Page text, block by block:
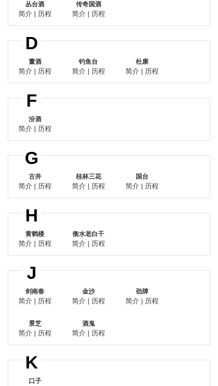
丛台酒
简介 | 历程
传奇国酒
简介 | 历程
D
董酒
简介 | 历程
钓鱼台
简介 | 历程
杜康
简介 | 历程
F
汾酒
简介 | 历程
G
古井
简介 | 历程
桂林三花
简介 | 历程
国台
简介 | 历程
H
黄鹤楼
简介 | 历程
衡水老白干
简介 | 历程
J
剑南春
简介 | 历程
金沙
简介 | 历程
劲牌
简介 | 历程
景芝
简介 | 历程
酒鬼
简介 | 历程
K
口子